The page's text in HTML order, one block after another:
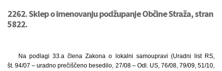
2262. Sklep o imenovanju podžupanje Občine Straža, stran
5822.
Na podlagi 33.a člena Zakona o lokalni samoupravi (Uradni list RS,
št. 94/07 – uradno prečiščeno besedilo, 27/08 – Odl. US, 76/08, 79/09, 51/10,